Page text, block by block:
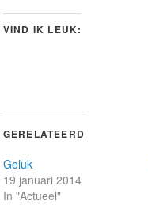
VIND IK LEUK:
GERELATEERD
Geluk
19 januari 2014
In "Actueel"